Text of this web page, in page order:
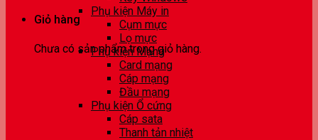
Giỏ hàng
Chưa có sản phẩm trong giỏ hàng.
Phụ kiện Máy in
Cụm mực
Lọ mực
Phụ kiện Mạng
Card mạng
Cáp mạng
Đầu mạng
Phụ kiện Ổ cứng
Cáp sata
Thanh tản nhiệt